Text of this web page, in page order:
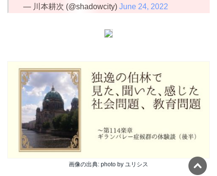
— 川本耕次 (@shadowcity) June 24, 2022
画像の出典: photo by ユリシス